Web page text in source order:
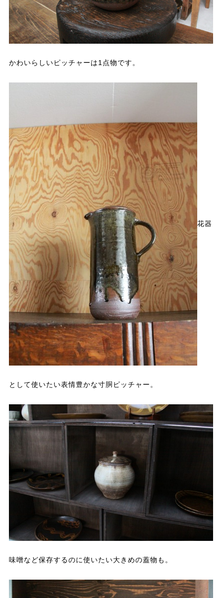
かわいらしいピッチャーは1点物です。
花器
として使いたい表情豊かな寸胴ピッチャー。
味噌など保存するのに使いたい大きめの蓋物も。